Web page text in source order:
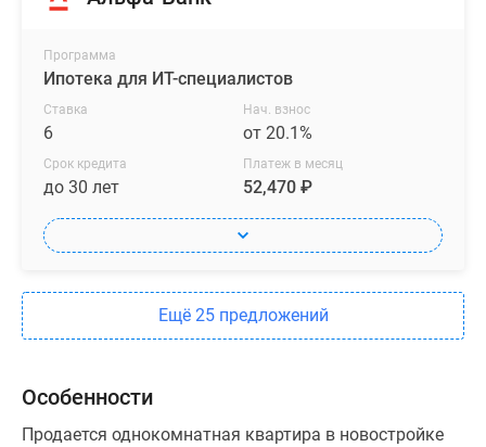
Программа
Ипотека для ИТ-специалистов
Ставка
6
Нач. взнос
от 20.1%
Срок кредита
до 30 лет
Платеж в месяц
52,470 ₽
Ещё 25 предложений
Особенности
Продается однокомнатная квартира в новостройке